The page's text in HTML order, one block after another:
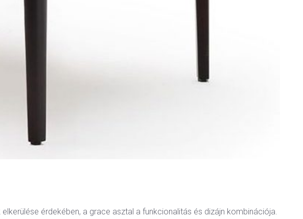
érdekében, a grace asztal a funkcionalitás és dizájn kombinációja.